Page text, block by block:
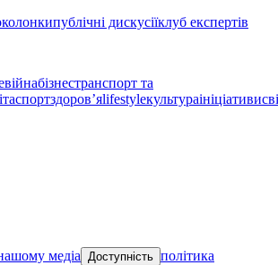
колонкипублічні дискусіїклуб експертів
війнабізнестранспорт та
спортздоровʼяlifestyleкультураініціативи
медіа Доступність політика